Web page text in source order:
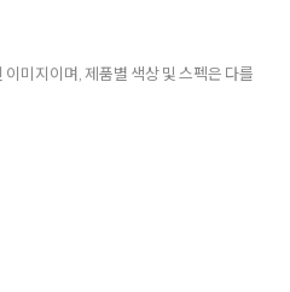
미지이며, 제품별 색상 및 스펙은 다를